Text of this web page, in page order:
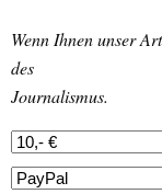
Wenn Ihnen unser
des
Journalismus.